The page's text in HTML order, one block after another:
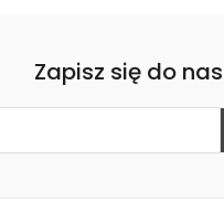
Zapisz się do